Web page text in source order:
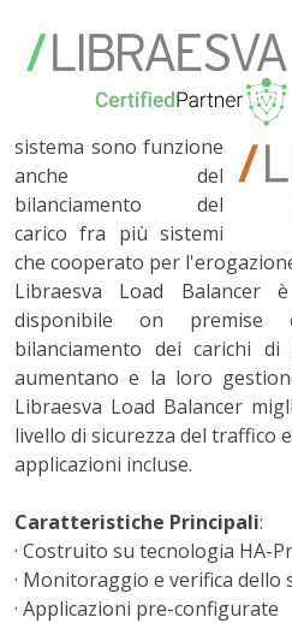
sistema sono funzione
anche del
bilanciamento del
carico fra più sistemi
che cooperato per
Libraesva Load Balancer
disponibile on
bilanciamento dei carichi di
aumentano e la loro
Libraesva Load Balancer
livello di sicurezza del traffico
applicazioni incluse.
Caratteristiche Principali:
· Costruito su tecnologia HA-
· Monitoraggio e verifica dello
· Applicazioni pre-configurate